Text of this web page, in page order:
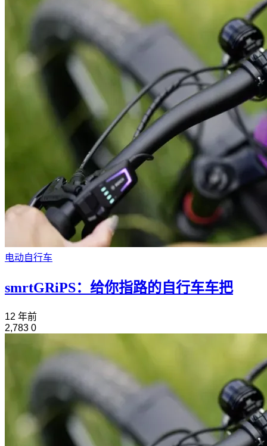
电动自行车
smrtGRiPS：给你指路的自行车车把
12 年前
2,783 0